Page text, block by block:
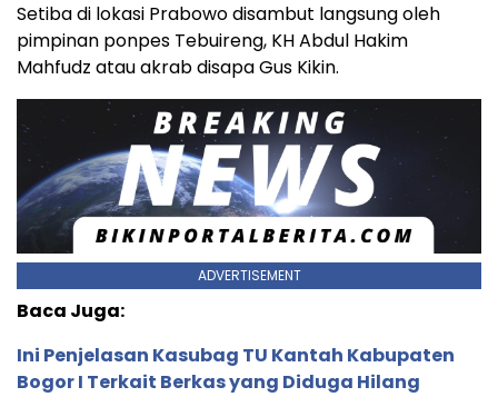
Setiba di lokasi Prabowo disambut langsung oleh
pimpinan ponpes Tebuireng, KH Abdul Hakim
Mahfudz atau akrab disapa Gus Kikin.
ADVERTISEMENT
Baca Juga:
Ini Penjelasan Kasubag TU Kantah Kabupaten
Bogor I Terkait Berkas yang Diduga Hilang